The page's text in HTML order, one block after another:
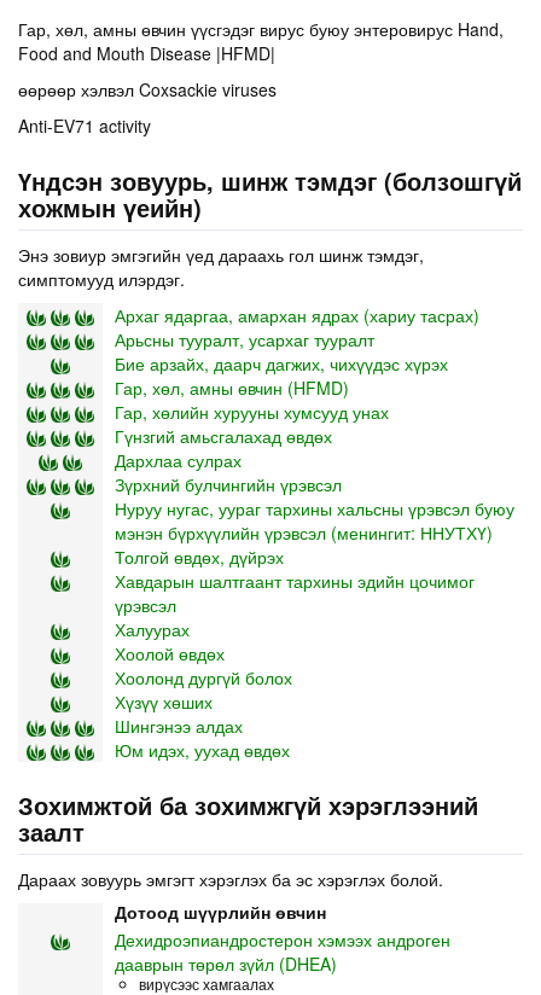
Гар, хөл, амны өвчин үүсгэдэг вирус буюу энтеровирус Hand,
Food and Mouth Disease |HFMD|
өөрөөр хэлвэл Coxsackie viruses
Anti-EV71 activity
Үндсэн зовуурь, шинж тэмдэг (болзошгүй
хожмын үеийн)
Энэ зовиур эмгэгийн үед дараахь гол шинж тэмдэг,
симптомууд илэрдэг.
Архаг ядаргаа, амархан ядрах (хариу тасрах)
Арьсны тууралт, усархаг тууралт
Бие арзайх, даарч дагжих, чихүүдэс хүрэх
Гар, хөл, амны өвчин (HFMD)
Гар, хөлийн хурууны хумсууд унах
Гүнзгий амьсгалахад өвдөх
Дархлаа сулрах
Зүрхний булчингийн үрэвсэл
Нуруу нугас, уураг тархины хальсны үрэвсэл буюу
мэнэн бүрхүүлийн үрэвсэл (менингит: ННУТХҮ)
Толгой өвдөх, дүйрэх
Хавдарын шалтгаант тархины эдийн цочимог
үрэвсэл
Халуурах
Хоолой өвдөх
Хоолонд дургүй болох
Хүзүү хөших
Шингэнээ алдах
Юм идэх, уухад өвдөх
Зохимжтой ба зохимжгүй хэрэглээний
заалт
Дараах зовуурь эмгэгт хэрэглэх ба эс хэрэглэх болой.
Дотоод шүүрлийн өвчин
Дехидроэпиандростерон хэмээх андроген
дааврын төрөл зүйл (DHEA)
вирүсээс хамгаалах